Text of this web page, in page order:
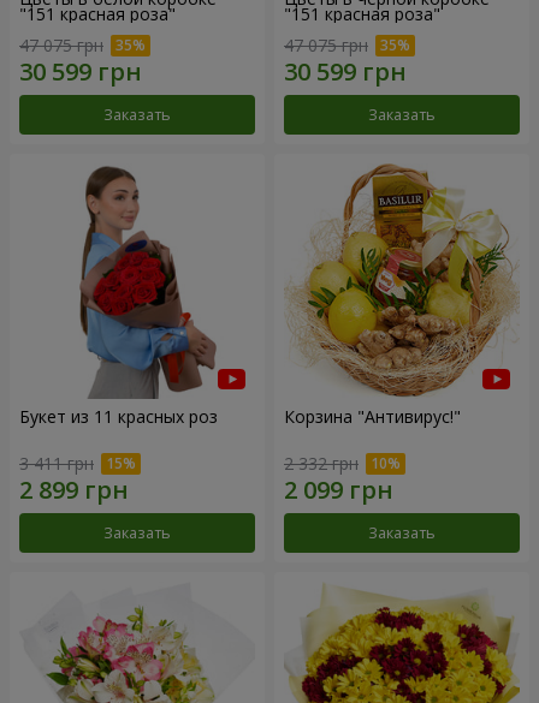
"151 красная роза"
47 075 грн
Заказать
"151 красная роза"
47 075 грн
Заказать
Букет из 11 красных роз
3 411 грн
Заказать
Корзина "Антивирус!"
2 332 грн
Заказать